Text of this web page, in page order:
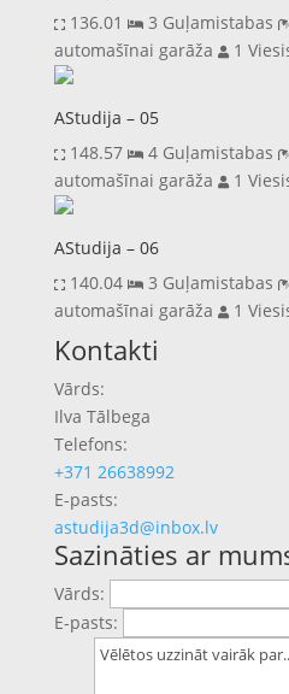
136.01
3 Guļamistabas
automašīnai garāža
1
AStudija – 05
148.57
4 Guļamistabas
automašīnai garāža
1
AStudija – 06
140.04
3 Guļamistabas
automašīnai garāža
1
Previous
Next
Kontakti
Vārds:
Ilva Tālbega
Telefons:
+371 26638992
E-pasts:
astudija3d@inbox.lv
Sazināties ar
Vārds:
E-pasts: